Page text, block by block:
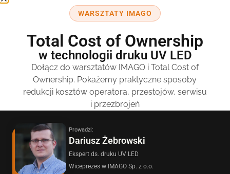
WARSZTATY IMAGO
Total Cost of Ownership
w technologii druku UV LED
Dołącz do warsztatów IMAGO i Total Cost of
Ownership. Pokażemy praktyczne sposoby
redukcji kosztów operatora, przestojów, serwisu
i przezbrojeń
Prowadzi:
Dariusz Żebrowski
Ekspert ds. druku UV LED
Wiceprezes w IMAGO Sp. z o.o.